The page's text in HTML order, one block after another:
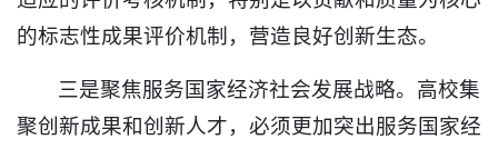
的标志性成果评价机制，营造良好创新生态。
三是聚焦服务国家经济社会发展战略。高校集
聚创新成果和创新人才，必须更加突出服务国家经